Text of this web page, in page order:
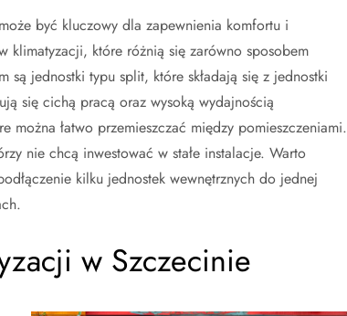
być kluczowy dla zapewnienia komfortu i
klimatyzacji, które różnią się zarówno sposobem
są jednostki typu split, które składają się z jednostki
się cichą pracą oraz wysoką wydajnością
można łatwo przemieszczać między pomieszczeniami.
nie chcą inwestować w stałe instalacje. Warto
kilku jednostek wewnętrznych do jednej
w Szczecinie